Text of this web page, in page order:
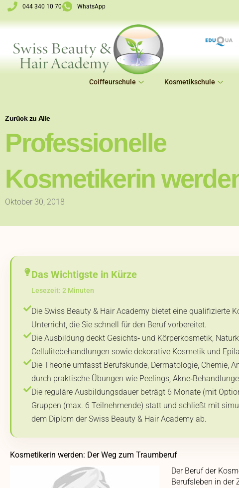
Zum
044 340 10 70 WhatsApp
Coiffeurschule Kosmetikschule
Zurück zu Alle
Professionelle
Kosmetikerin
Oktober 30, 2018
Das Wichtigste in Kürze
Lesezeit: 2 Minuten
Die Swiss Beauty & Hair Academy bietet eine
Unterricht, die Sie schnell für den Beruf vorbereitet.
Die Ausbildung deckt Gesichts‑ und Körperkosmetik,
Cellulitebehandlungen sowie dekorative Kosmetik und
Die Theorie umfasst Berufskunde, Dermatologie, Chemie,
durch praktische Übungen wie Peelings,
Die reguläre Ausbildungsdauer beträgt 6 Monate (mit
Gruppen (max. 6 Teilnehmende) statt und schließt mit
dem Diplom der Swiss Beauty & Hair Academy ab.
Kosmetikerin werden: Der Weg zum Traumberuf
Der Beruf der
Berufsleben in der